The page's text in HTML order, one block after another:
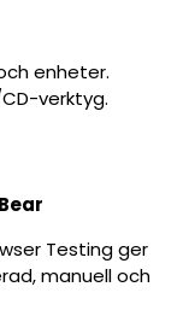
enheter.
verktyg.
Testing ger
manuell och